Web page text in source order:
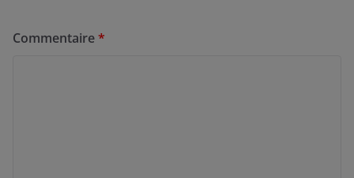
Commentaire*